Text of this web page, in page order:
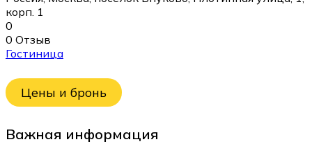
корп. 1
0
0 Отзыв
Гостиница
Цены и бронь
Важная информация